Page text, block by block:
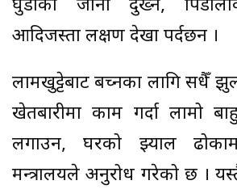
घुँडाका जोर्नी दुख्ने,
आदिजस्ता लक्षण देखा पर्दछन ।
लामखुट्टेबाट बच्नका लागि सधैँ झुल
खेतबारीमा काम गर्दा लामो
लगाउन, घरको झ्याल
मन्त्रालयले अनुरोध गरेको छ ।